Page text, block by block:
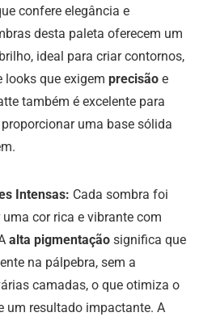
confere elegância e
desta paleta oferecem um
ideal para criar contornos,
looks que exigem precisão e
também é excelente para
uma base sólida
Intensas: Cada sombra foi
cor rica e vibrante com
alta pigmentação significa que
na pálpebra, sem a
camadas, o que otimiza o
um resultado impactante. A